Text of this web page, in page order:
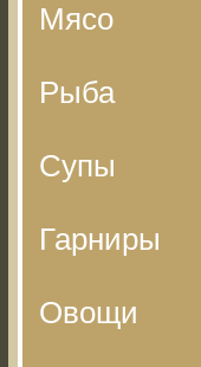
Мясо
Рыба
Супы
Гарниры
Овощи